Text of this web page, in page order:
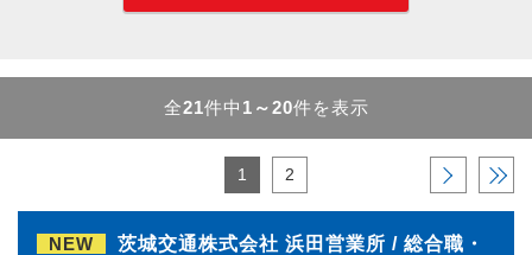
全21件中 1～20件を表示
1 2 › »
NEW
茨城交通株式会社 浜田営業所 / 総合職・